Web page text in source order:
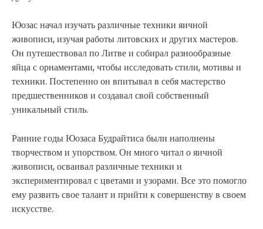
Юозас начал изучать различные техники яичной
живописи, изучая работы литовских и других мастеров.
Он путешествовал по Литве и собирал разнообразные
яйца с орнаментами, чтобы исследовать стили, мотивы и
техники. Постепенно он впитывал в себя мастерство
предшественников и создавал свой собственный
уникальный стиль.
Ранние годы Юозаса Будрайтиса были наполнены
творчеством и упорством. Он много читал о яичной
живописи, осваивал различные техники и
экспериментировал с цветами и узорами. Все это помогло
ему развить свое талант и прийти к совершенству в своем
искусстве.